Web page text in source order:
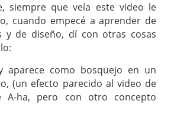
siempre que veía este video le
cuando empecé a aprender de
y de diseño, dí con otras cosas
aparece como bosquejo en un
(un efecto parecido al video de
ha, pero con otro concepto